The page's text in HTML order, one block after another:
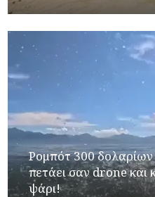
Ρομπότ 300
πετάει σαν drone και
ψάρι!